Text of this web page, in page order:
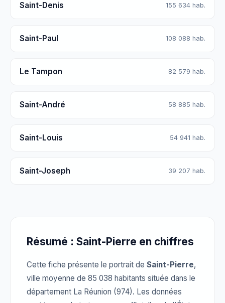
Saint-Denis 155 634 hab.
Saint-Paul 108 088 hab.
Le Tampon 82 579 hab.
Saint-André 58 885 hab.
Saint-Louis 54 941 hab.
Saint-Joseph 39 207 hab.
Résumé : Saint-Pierre en chiffres
Cette fiche présente le portrait de Saint-Pierre,
ville moyenne de 85 038 habitants située dans le
département La Réunion (974). Les données